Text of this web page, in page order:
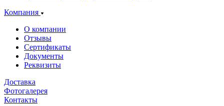
Компания
О компании
Отзывы
Сертификаты
Документы
Реквизиты
Доставка
Фотогалерея
Контакты